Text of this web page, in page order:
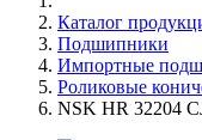
Каталог
Подшипники
Импортные
Роликовые
NSK HR 32204